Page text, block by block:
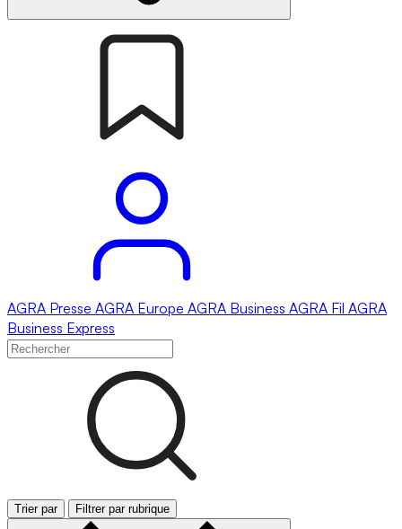
AGRA Presse AGRA Europe AGRA Business AGRA Fil AGRA
Business Express
Trier par Filtrer par rubrique